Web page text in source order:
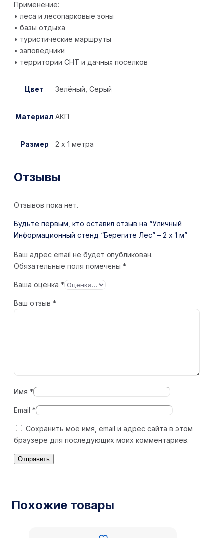
Применение:
• леса и лесопарковые зоны
• базы отдыха
• туристические маршруты
• заповедники
• территории СНТ и дачных поселков
Цвет Зелёный, Серый
Материал АКП
Размер 2 х 1 метра
Отзывы
Отзывов пока нет.
Будьте первым, кто оставил отзыв на “Уличный
Информационный стенд “Берегите Лес” – 2 х 1 м”
Ваш адрес email не будет опубликован.
Обязательные поля помечены *
Ваша оценка *
Ваш отзыв *
Имя *
Email *
Сохранить моё имя, email и адрес сайта в этом
браузере для последующих моих комментариев.
Похожие товары